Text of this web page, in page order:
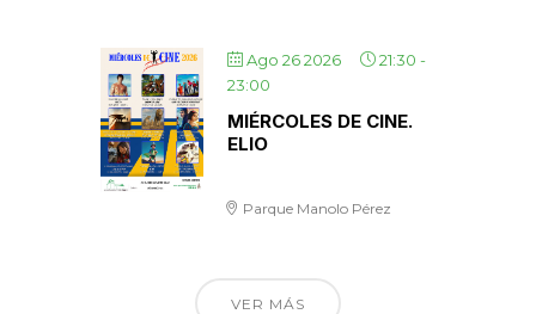
Ago 26 2026 21:30 -
23:00
MIÉRCOLES DE CINE.
ELIO
Parque Manolo Pérez
VER MÁS